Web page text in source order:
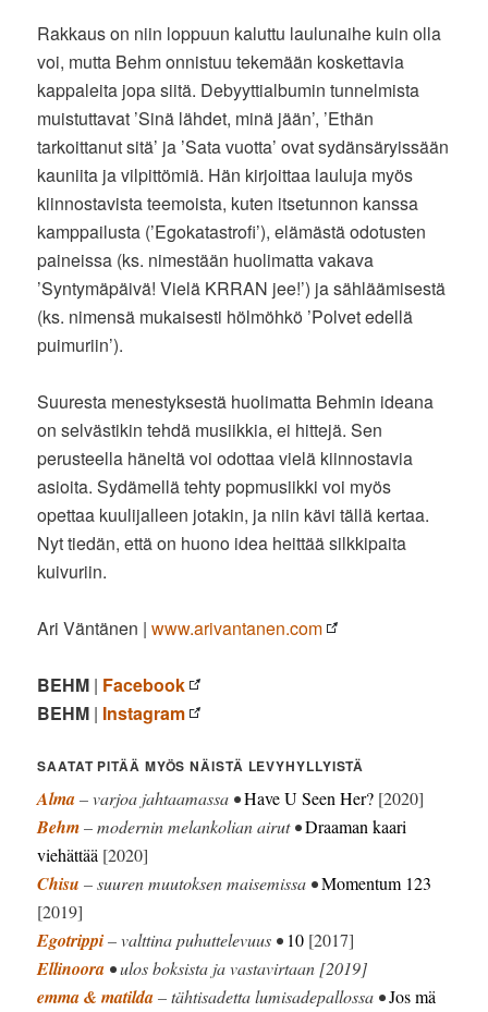
Rakkaus on niin loppuun kaluttu laulunaihe kuin olla
voi, mutta Behm onnistuu tekemään koskettavia
kappaleita jopa siitä. Debyyttialbumin tunnelmista
muistuttavat ’Sinä lähdet, minä jään’, ’Ethän
tarkoittanut sitä’ ja ’Sata vuotta’ ovat sydänsäryissään
kauniita ja vilpittömiä. Hän kirjoittaa lauluja myös
kiinnostavista teemoista, kuten itsetunnon kanssa
kamppailusta (’Egokatastrofi’), elämästä odotusten
paineissa (ks. nimestään huolimatta vakava
’Syntymäpäivä! Vielä KRRAN jee!’) ja sähläämisestä
(ks. nimensä mukaisesti hölmöhkö ’Polvet edellä
puimuriin’).
Suuresta menestyksestä huolimatta Behmin ideana
on selvästikin tehdä musiikkia, ei hittejä. Sen
perusteella häneltä voi odottaa vielä kiinnostavia
asioita. Sydämellä tehty popmusiikki voi myös
opettaa kuulijalleen jotakin, ja niin kävi tällä kertaa.
Nyt tiedän, että on huono idea heittää silkkipaita
kuivuriin.
Ari Väntänen |www.arivantanen.com
BEHM | Facebook
BEHM | Instagram
SAATAT PITÄÄ MYÖS NÄISTÄ LEVYHYLLYISTÄ
Alma– varjoa jahtaamassa •Have U Seen Her? [2020]
Behm– modernin melankolian airut •Draaman kaari
viehättää [2020]
Chisu – suuren muutoksen maisemissa •Momentum 123
[2019]
Egotrippi– valttina puhuttelevuus • 10 [2017]
Ellinoora • ulos boksista ja vastavirtaan [2019]
emma & matilda– tähtisadetta lumisadepallossa •Jos mä